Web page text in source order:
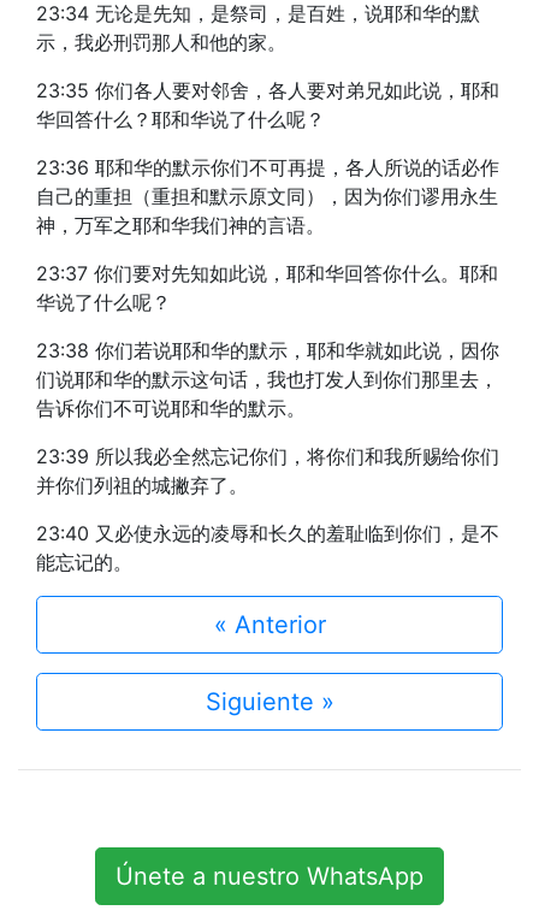
23:34 无论是先知，是祭司，是百姓，说耶和华的默
示，我必刑罚那人和他的家。
23:35 你们各人要对邻舍，各人要对弟兄如此说，耶和
华回答什么？耶和华说了什么呢？
23:36 耶和华的默示你们不可再提，各人所说的话必作
自己的重担（重担和默示原文同），因为你们谬用永生
神，万军之耶和华我们神的言语。
23:37 你们要对先知如此说，耶和华回答你什么。耶和
华说了什么呢？
23:38 你们若说耶和华的默示，耶和华就如此说，因你
们说耶和华的默示这句话，我也打发人到你们那里去，
告诉你们不可说耶和华的默示。
23:39 所以我必全然忘记你们，将你们和我所赐给你们
并你们列祖的城撇弃了。
23:40 又必使永远的凌辱和长久的羞耻临到你们，是不
能忘记的。
« Anterior
Siguiente »
Únete a nuestro WhatsApp